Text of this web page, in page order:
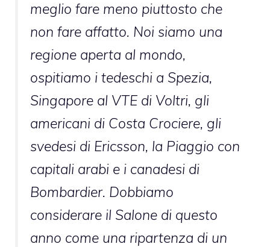
meglio fare meno piuttosto che
non fare affatto. Noi siamo una
regione aperta al mondo,
ospitiamo i tedeschi a Spezia,
Singapore al VTE di Voltri, gli
americani di Costa Crociere, gli
svedesi di Ericsson, la Piaggio con
capitali arabi e i canadesi di
Bombardier. Dobbiamo
considerare il Salone di questo
anno come una ripartenza di un